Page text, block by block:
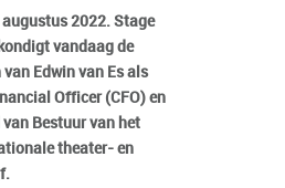
2022. Stage
vandaag de
van Edwin van Es als
Officer (CFO) en
van Bestuur van het
theater- en